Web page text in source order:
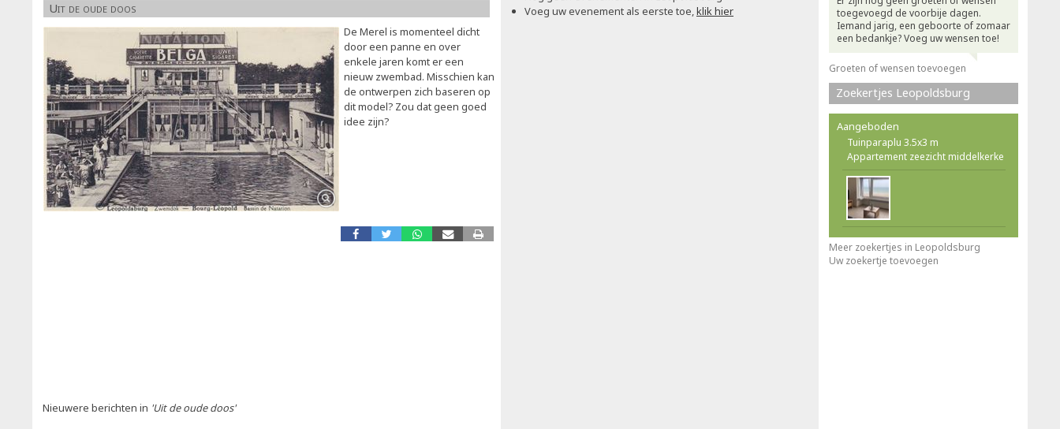
Uit de oude doos
De Merel is momenteel dicht
door een panne en over
enkele jaren komt er een
nieuw zwembad. Misschien kan
de ontwerpen zich baseren op
dit model? Zou dat geen goed
idee zijn?
Nieuwere berichten in 'Uit de oude doos'
Voeg uw evenement als eerste toe,klik hier
toegevoegd de voorbije dagen.
Iemand jarig, een geboorte of zomaar
een bedankje? Voeg uw wensen toe!
Groeten of wensen toevoegen
Zoekertjes Leopoldsburg
Aangeboden
Tuinparaplu 3.5x3 m
Appartement zeezicht middelkerke
Meer zoekertjes in Leopoldsburg
Uw zoekertje toevoegen